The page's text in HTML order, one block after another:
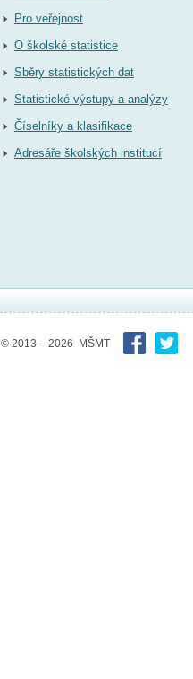
Pro veřejnost
O školské statistice
Sběry statistických dat
Statistické výstupy a analýzy
Číselníky a klasifikace
Adresáře školských institucí
© 2013 – 2026 MŠMT